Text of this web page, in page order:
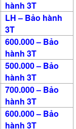
hành 3T
LH – Bảo hành
3T
600.000 – Bảo
hành 3T
500.000 – Bảo
hành 3T
700.000 – Bảo
hành 3T
600.000 – Bảo
hành 3T